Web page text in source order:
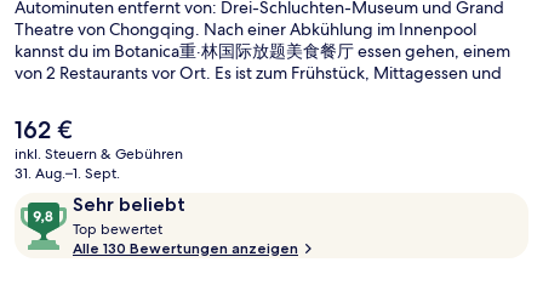
Autominuten entfernt von: Drei-Schluchten-Museum und Grand
Theatre von Chongqing. Nach einer Abkühlung im Innenpool
kannst du im Botanica重·林国际放题美食餐厅 essen gehen, einem
von 2 Restaurants vor Ort. Es ist zum Frühstück, Mittagessen und
luxuriösen Stil einen rund um die Uhr geöffneten Fitnessbereich,
einen Fitnessbereich und 2 Bars/Lounges. Die öffentlichen
Verkehrsmittel sind nur einen kurzen Fußmarsch entfernt: Zur
Station Daxigou sind es 9 Minuten und zur Station Huanghuayuan 15
Minuten.
Der
aktuelle
Preis
162 €.
162 €
inkl. Steuern & Gebühren
31. Aug.–1. Sept.
Bewertungen
Sehr beliebt
9,8
von
10,
Top bewertet
o
Alle 130 Bewertungen anzeigen